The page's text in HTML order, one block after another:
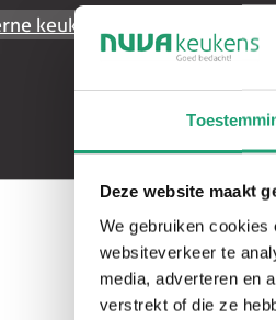
Deze website maakt
We gebruiken
websiteverkeer te
media, adverteren en
verstrekt of die ze
keukens